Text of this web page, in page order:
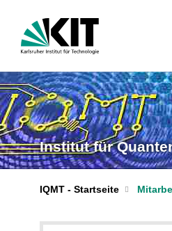
Institut für
IQMT - Startseite